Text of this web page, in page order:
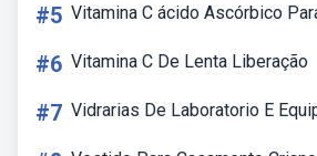
#5 Vitamina C ácido Ascórbico
#6 Vitamina C De Lenta Liberação
#7 Vidrarias De Laboratorio E